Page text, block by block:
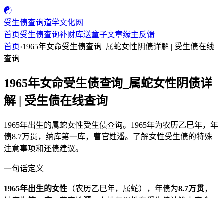
☯
受生债查询道学文化网
首页受生债查询补财库送童子文章缘主反馈
首页›1965年女命受生债查询_属蛇女性阴债详解 | 受生债在线
查询
1965年女命受生债查询_属蛇女性阴债详
解 | 受生债在线查询
1965年出生的属蛇女性受生债查询。1965年为农历乙巳年，年
债8.7万贯，纳库第一库，曹官姓潘。了解女性受生债的特殊
注意事项和还债建议。
一句话定义
1965年出生的女性 （农历乙巳年，属蛇），年债为8.7万贯，